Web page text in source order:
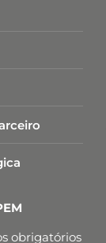
obrigatórios